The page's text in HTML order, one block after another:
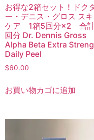
お得な2箱セット！ドク
ー・デニス・グロス ス
ケア 1箱5回分×2 合
回分 Dr. Dennis Gross
Alpha Beta Extra
Daily Peel
$60.00
お買い物カゴに追加